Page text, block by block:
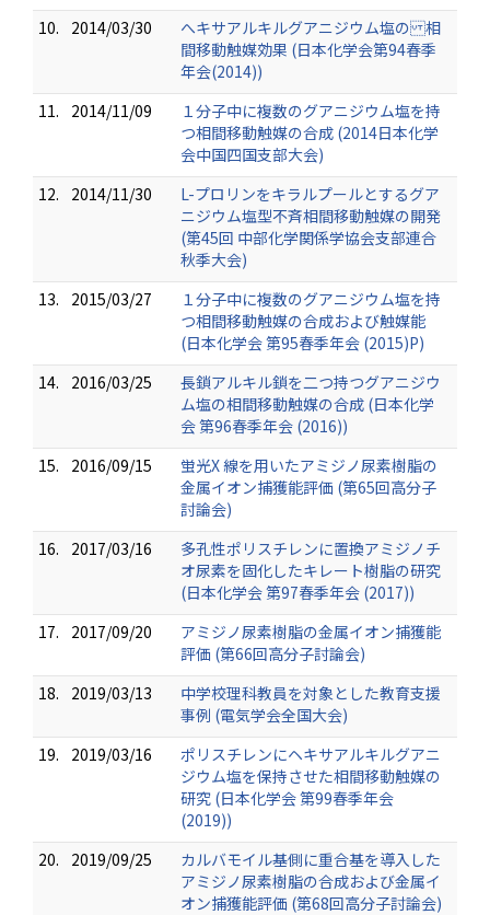
10.
2014/03/30
へキサアルキルグアニジウム塩の 相
間移動触媒効果 (日本化学会第94春季
年会(2014))
11.
2014/11/09
１分子中に複数のグアニジウム塩を持
つ相間移動触媒の合成 (2014日本化学
会中国四国支部大会)
12.
2014/11/30
L-プロリンをキラルプールとするグア
ニジウム塩型不斉相間移動触媒の開発
(第45回 中部化学関係学協会支部連合
秋季大会)
13.
2015/03/27
１分子中に複数のグアニジウム塩を持
つ相間移動触媒の合成および触媒能
(日本化学会 第95春季年会 (2015)P)
14.
2016/03/25
長鎖アルキル鎖を二つ持つグアニジウ
ム塩の相間移動触媒の合成 (日本化学
会 第96春季年会 (2016))
15.
2016/09/15
蛍光X 線を用いたアミジノ尿素樹脂の
金属イオン捕獲能評価 (第65回高分子
討論会)
16.
2017/03/16
多孔性ポリスチレンに置換アミジノチ
オ尿素を固化したキレート樹脂の研究
(日本化学会 第97春季年会 (2017))
17.
2017/09/20
アミジノ尿素樹脂の金属イオン捕獲能
評価 (第66回高分子討論会)
18.
2019/03/13
中学校理科教員を対象とした教育支援
事例 (電気学会全国大会)
19.
2019/03/16
ポリスチレンにヘキサアルキルグアニ
ジウム塩を保持させた相間移動触媒の
研究 (日本化学会 第99春季年会
(2019))
20.
2019/09/25
カルバモイル基側に重合基を導入した
アミジノ尿素樹脂の合成および金属イ
オン捕獲能評価 (第68回高分子討論会)